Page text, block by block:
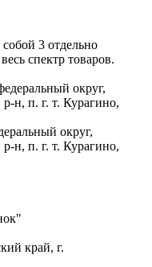
3 отдельно
спектр товаров.
округ,
н, п. г. т. Курагино,